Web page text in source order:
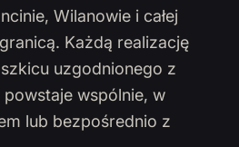
Wilanowie i całej
Każdą realizację
uzgodnionego z
wspólnie, w
lub bezpośrednio z